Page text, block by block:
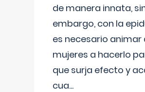
de manera innata,
embargo, con la
es necesario animar
mujeres a hacerlo
que surja efecto y
cua...